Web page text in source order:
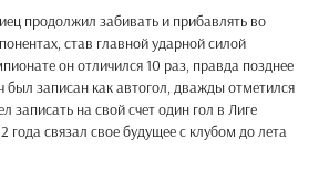
продолжил забивать и прибавлять во
став главной ударной силой
он отличился 10 раз, правда позднее
был записан как автогол, дважды отметился
записать на свой счет один гол в Лиге
года связал свое будущее с клубом до лета